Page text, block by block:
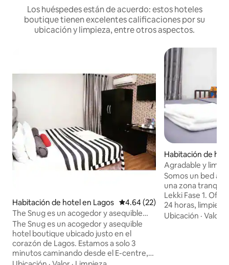
Los huéspedes están de acuerdo: estos hoteles
boutique tienen excelentes calificaciones por su
ubicación y limpieza, entre otros aspectos.
Habitación de hotel en Lagos Calificación promedio: 4.64 de
4.64 (22)
The Snug es un acogedor y asequible
hotel boutique.
The Snug es un acogedor y asequible
hotel boutique ubicado justo en el
corazón de Lagos. Estamos a solo 3
minutos caminando desde el E-centre,
un centro comercial con cine. Nuestras
Habitación de
Agradable y
(Rm301)
Somos un bed
una zona
Lekki Fase 1.
24 horas,
desayuno de
Ubicación ·Valor